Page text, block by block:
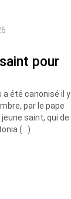
pour
a été canonisé il y
par le pape
jeune saint, qui de
(…)